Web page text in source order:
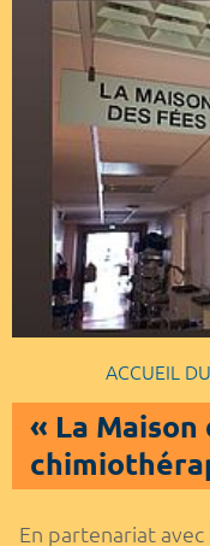
ACCUEIL
« La
En partenariat avec